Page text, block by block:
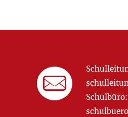
Schulbüro: